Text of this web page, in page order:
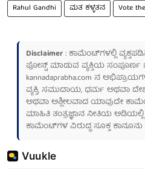
​Rahul Gandhi
ಮತ ಕಳ್ಳತನ Vote
Disclaimer: ಕಾಮೆಂಟ್‌ಗಳಲ್ಲಿ
ಪೋಸ್ಟ್ ಮಾಡುವ ವ್ಯಕ್ತಿಯ ಸಂಪೂರ್ಣ
kannadaprabha.com ನ
ವ್ಯಕ್ತಿ, ಸಮುದಾಯ, ಧರ್ಮ ಅಥವಾ
ಅಥವಾ ಅಶ್ಲೀಲವಾದ ಯಾವುದೇ
ಮಾಹಿತಿ ತಂತ್ರಜ್ಞಾನ ನೀತಿಯ ಅಡಿಯಲ್ಲಿ
ಕಾಮೆಂಟ್‌ಗಳ ವಿರುದ್ಧ ಸೂಕ್ತ ಕಾನೂನು